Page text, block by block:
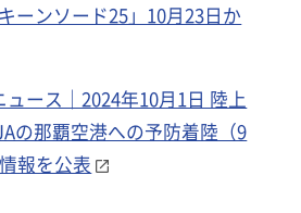
ーンソード25」10月23日か
ース｜2024年10月1日 陸上
の那覇空港への予防着陸（9
報を公表